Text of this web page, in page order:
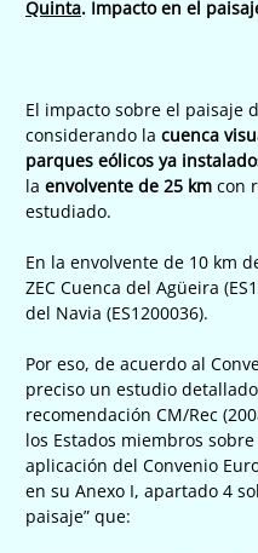
Quinta. Impacto en el
El impacto sobre el paisaje
considerando la cuenca
parques eólicos ya
la envolvente de 25 km con
estudiado.
En la envolvente de 10 km
ZEC Cuenca del Agüeira
del Navia (ES1200036).
Por eso, de acuerdo al
preciso un estudio
recomendación CM/Rec
los Estados miembros
aplicación del Convenio
en su Anexo I, apartado 4
paisaje” que: